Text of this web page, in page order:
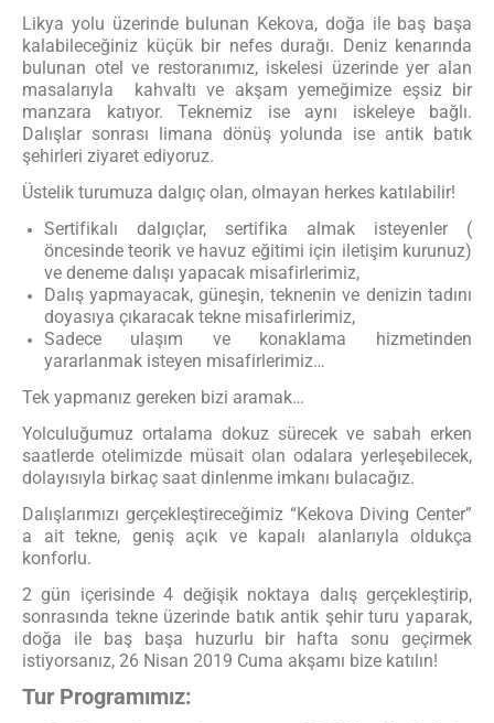
Likya yolu üzerinde bulunan Kekova, doğa ile baş başa
kalabileceğiniz küçük bir nefes durağı. Deniz kenarında
bulunan otel ve restoranımız, iskelesi üzerinde yer alan
masalarıyla kahvaltı ve akşam yemeğimize eşsiz bir
manzara katıyor. Teknemiz ise aynı iskeleye bağlı.
Dalışlar sonrası limana dönüş yolunda ise antik batık
şehirleri ziyaret ediyoruz.
Üstelik turumuza dalgıç olan, olmayan herkes katılabilir!
Sertifikalı dalgıçlar, sertifika almak isteyenler (
öncesinde teorik ve havuz eğitimi için iletişim kurunuz)
ve deneme dalışı yapacak misafirlerimiz,
Dalış yapmayacak, güneşin, teknenin ve denizin tadını
doyasıya çıkaracak tekne misafirlerimiz,
Sadece ulaşım ve konaklama hizmetinden
yararlanmak isteyen misafirlerimiz…
Tek yapmanız gereken bizi aramak…
Yolculuğumuz ortalama dokuz sürecek ve sabah erken
saatlerde otelimizde müsait olan odalara yerleşebilecek,
dolayısıyla birkaç saat dinlenme imkanı bulacağız.
Dalışlarımızı gerçekleştireceğimiz “Kekova Diving Center”
a ait tekne, geniş açık ve kapalı alanlarıyla oldukça
konforlu.
2 gün içerisinde 4 değişik noktaya dalış gerçekleştirip,
sonrasında tekne üzerinde batık antik şehir turu yaparak,
doğa ile baş başa huzurlu bir hafta sonu geçirmek
istiyorsanız, 26 Nisan 2019 Cuma akşamı bize katılın!
Tur Programımız: